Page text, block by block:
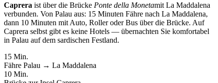
Caprera ist über die Brücke Ponte della Monetamit La Maddalena
verbunden. Von Palau aus: 15 Minuten Fähre nach La Maddalena,
dann 10 Minuten mit Auto, Roller oder Bus über die Brücke. Auf
Caprera selbst gibt es keine Hotels — übernachten Sie komfortabel
in Palau auf dem sardischen Festland.
15 Min.
Fähre Palau → La Maddalena
10 Min.